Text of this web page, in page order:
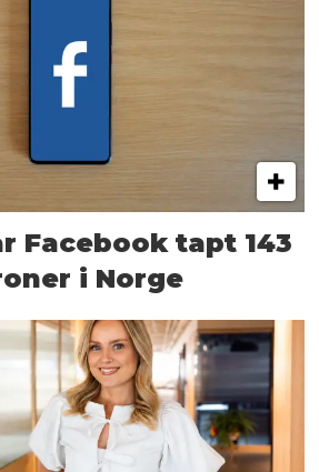
Facebook tapt 143
i Norge